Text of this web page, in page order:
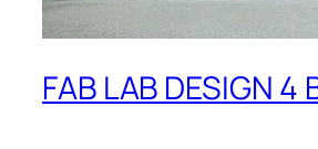
FAB LAB DESIGN 4